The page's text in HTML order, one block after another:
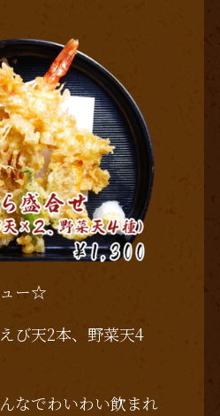
ー☆
び天2本、野菜天4
なでわいわい飲まれ